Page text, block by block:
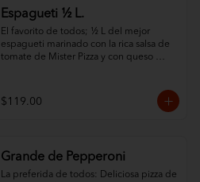
Espagueti ½ L.
El favorito de todos; ½ L del mejor
espagueti marinado con la rica salsa de
tomate de Mister Pizza y con queso
$119.00
Grande de Pepperoni
La preferida de todos: Deliciosa pizza de